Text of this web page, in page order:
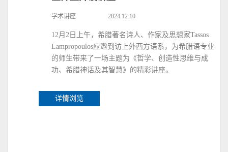
学术讲座 2024.12.10
12月2日上午，希腊著名诗人、作家及思想家Tassos
Lampropoulos应邀到访上外西方语系，为希腊语专业
的师生带来了一场主题为《哲学、创造性思维与成
功、希腊神话及其智慧》的精彩讲座。
详情浏览